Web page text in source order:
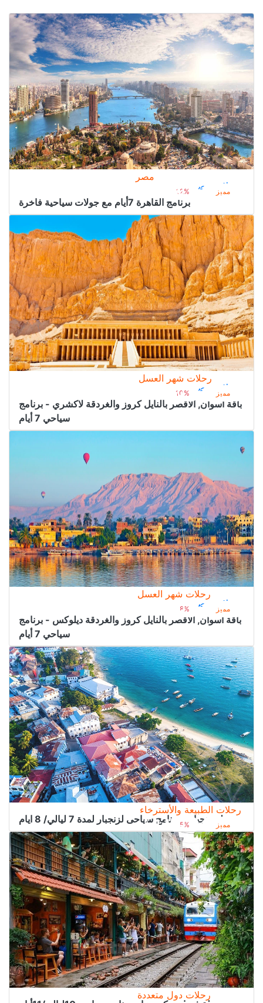
مميز 12%
مصر
من 5.000﷼ 4.400﷼
رحلات مصر
برنامج القاهرة 7أيام مع جولات سياحية فاخرة
مميز 10%
رحلات شهر العسل
من 3.000﷼ 2.700﷼
رحلات مصر
باقة أسوان, الأقصر بالنايل كروز والغردقة لاكشري - برنامج
سياحي 7 أيام
مميز 8%
رحلات شهر العسل
من 2.400﷼ 2.200﷼
رحلات مصر
باقة أسوان, الأقصر بالنايل كروز والغردقة ديلوكس - برنامج
سياحي 7 أيام
مميز 5%
رحلات الطبيعة والأسترخاء
من 4.400﷼ 4.150﷼
رحلة زنجبار - برنامج سياحى لزنجبار لمدة 7 ليالي/ 8 ايام
رحلات دول متعددة